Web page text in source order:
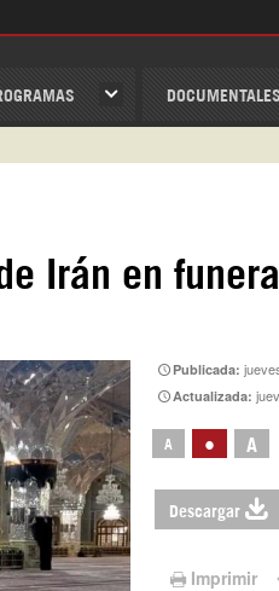
DOCUMENTALES
Irán en
Publicada:
Actualizada:
A • A
Descargar
Imprimir